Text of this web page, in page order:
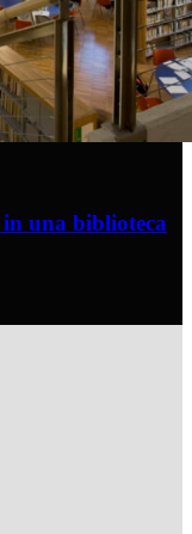
in una biblioteca